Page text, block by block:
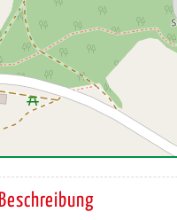
Beschreibung